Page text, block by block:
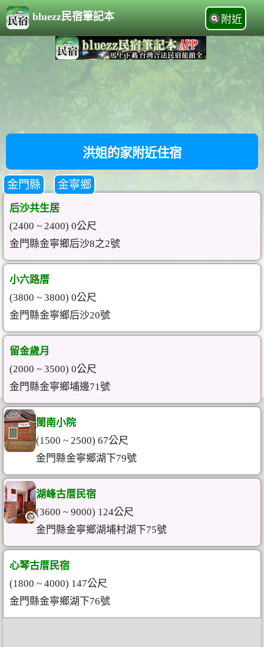
bluezz民宿筆記本 附近
洪姐的家附近住宿
金門縣 金寧鄉
后沙共生居
(2400 ~ 2400) 0公尺
金門縣金寧鄉后沙8之2號
小六路厝
(3800 ~ 3800) 0公尺
金門縣金寧鄉后沙20號
留金歲月
(2000 ~ 3500) 0公尺
金門縣金寧鄉埔邊71號
閩南小院
(1500 ~ 2500) 67公尺
金門縣金寧鄉湖下79號
湖峰古厝民宿
(3600 ~ 9000) 124公尺
金門縣金寧鄉湖埔村湖下75號
心琴古厝民宿
(1800 ~ 4000) 147公尺
金門縣金寧鄉湖下76號